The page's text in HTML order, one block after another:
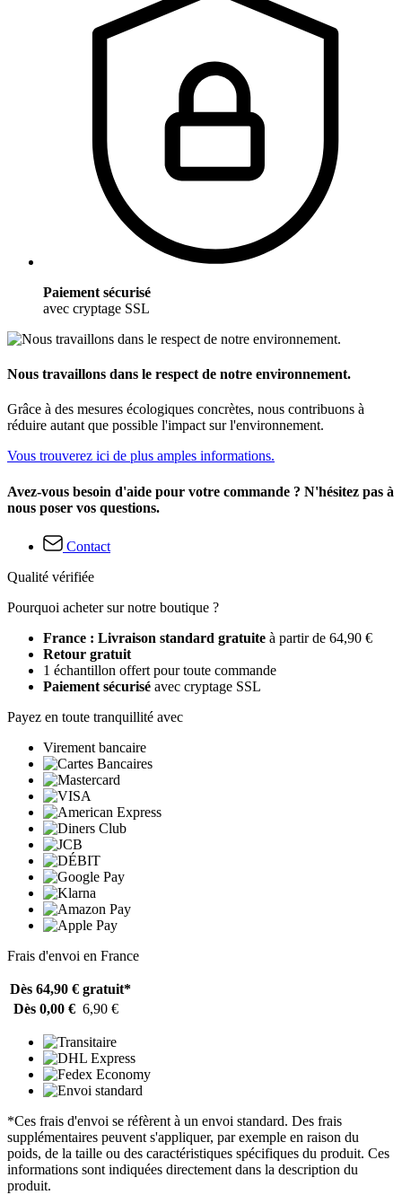
Paiement sécurisé
avec cryptage SSL
Nous travaillons dans le respect de notre environnement.
Grâce à des mesures écologiques concrètes, nous contribuons à
réduire autant que possible l'impact sur l'environnement.
Vous trouverez ici de plus amples informations.
Avez-vous besoin d'aide pour votre commande ? N'hésitez pas à
nous poser vos questions.
Contact
Qualité vérifiée
Pourquoi acheter sur notre boutique ?
France : Livraison standard gratuite à partir de 64,90 €
Retour gratuit
1 échantillon offert pour toute commande
Paiement sécurisé avec cryptage SSL
Payez en toute tranquillité avec
Virement bancaire
Frais d'envoi en France
Dès 64,90 € gratuit*
Dès 0,00 € 6,90 €
*Ces frais d'envoi se réfèrent à un envoi standard. Des frais
supplémentaires peuvent s'appliquer, par exemple en raison du
poids, de la taille ou des caractéristiques spécifiques du produit. Ces
informations sont indiquées directement dans la description du
produit.